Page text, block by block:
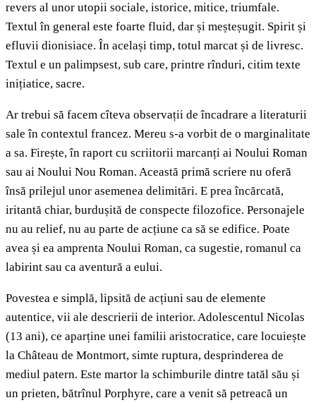
revers al unor utopii sociale, istorice, mitice, triumfale.
Textul în general este foarte fluid, dar și meșteșugit. Spirit și
efluvii dionisiace. În același timp, totul marcat și de livresc.
Textul e un palimpsest, sub care, printre rînduri, citim texte
inițiatice, sacre.
Ar trebui să facem cîteva observații de încadrare a literaturii
sale în contextul francez. Mereu s-a vorbit de o marginalitate
a sa. Firește, în raport cu scriitorii marcanți ai Noului Roman
sau ai Noului Nou Roman. Această primă scriere nu oferă
însă prilejul unor asemenea delimitări. E prea încărcată,
iritantă chiar, burdușită de conspecte filozofice. Personajele
nu au relief, nu au parte de acțiune ca să se edifice. Poate
avea și ea amprenta Noului Roman, ca sugestie, romanul ca
labirint sau ca aventură a eului.
Povestea e simplă, lipsită de acțiuni sau de elemente
autentice, vii ale descrierii de interior. Adolescentul Nicolas
(13 ani), ce aparține unei familii aristocratice, care locuiește
la Château de Montmort, simte ruptura, desprinderea de
mediul patern. Este martor la schimburile dintre tatăl său și
un prieten, bătrînul Porphyre, care a venit să petreacă un